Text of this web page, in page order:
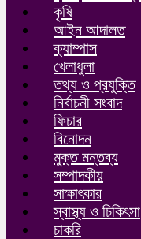
কৃষি
আইন আদালত
ক্যাম্পাস
খেলাধুলা
তথ্য ও প্রযুক্তি
নির্বাচনী সংবাদ
ফিচার
বিনোদন
মুক্ত মন্তব্য
সম্পাদকীয়
সাক্ষাৎকার
স্বাস্থ্য ও চিকিৎসা
চাকরি